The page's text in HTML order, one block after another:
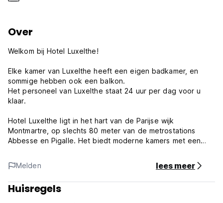
Over
Welkom bij Hotel Luxelthe!
Elke kamer van Luxelthe heeft een eigen badkamer, en
sommige hebben ook een balkon.
Het personeel van Luxelthe staat 24 uur per dag voor u
klaar.
Hotel Luxelthe ligt in het hart van de Parijse wijk
Montmartre, op slechts 80 meter van de metrostations
Abbesse en Pigalle. Het biedt moderne kamers met een
De Sacre-Cœur-basiliek ligt op minder dan 10 minuten lopen
van het Luxelthe hotel en de Moulin Rouge ligt op slechts
500 meter afstand en cabaret Michou op 50 meter afstand
Melden lees meer
Huisregels